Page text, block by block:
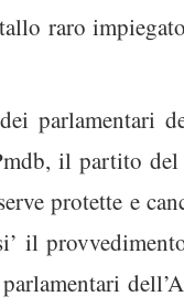
raro
parlamentari
il partito
protette e
il